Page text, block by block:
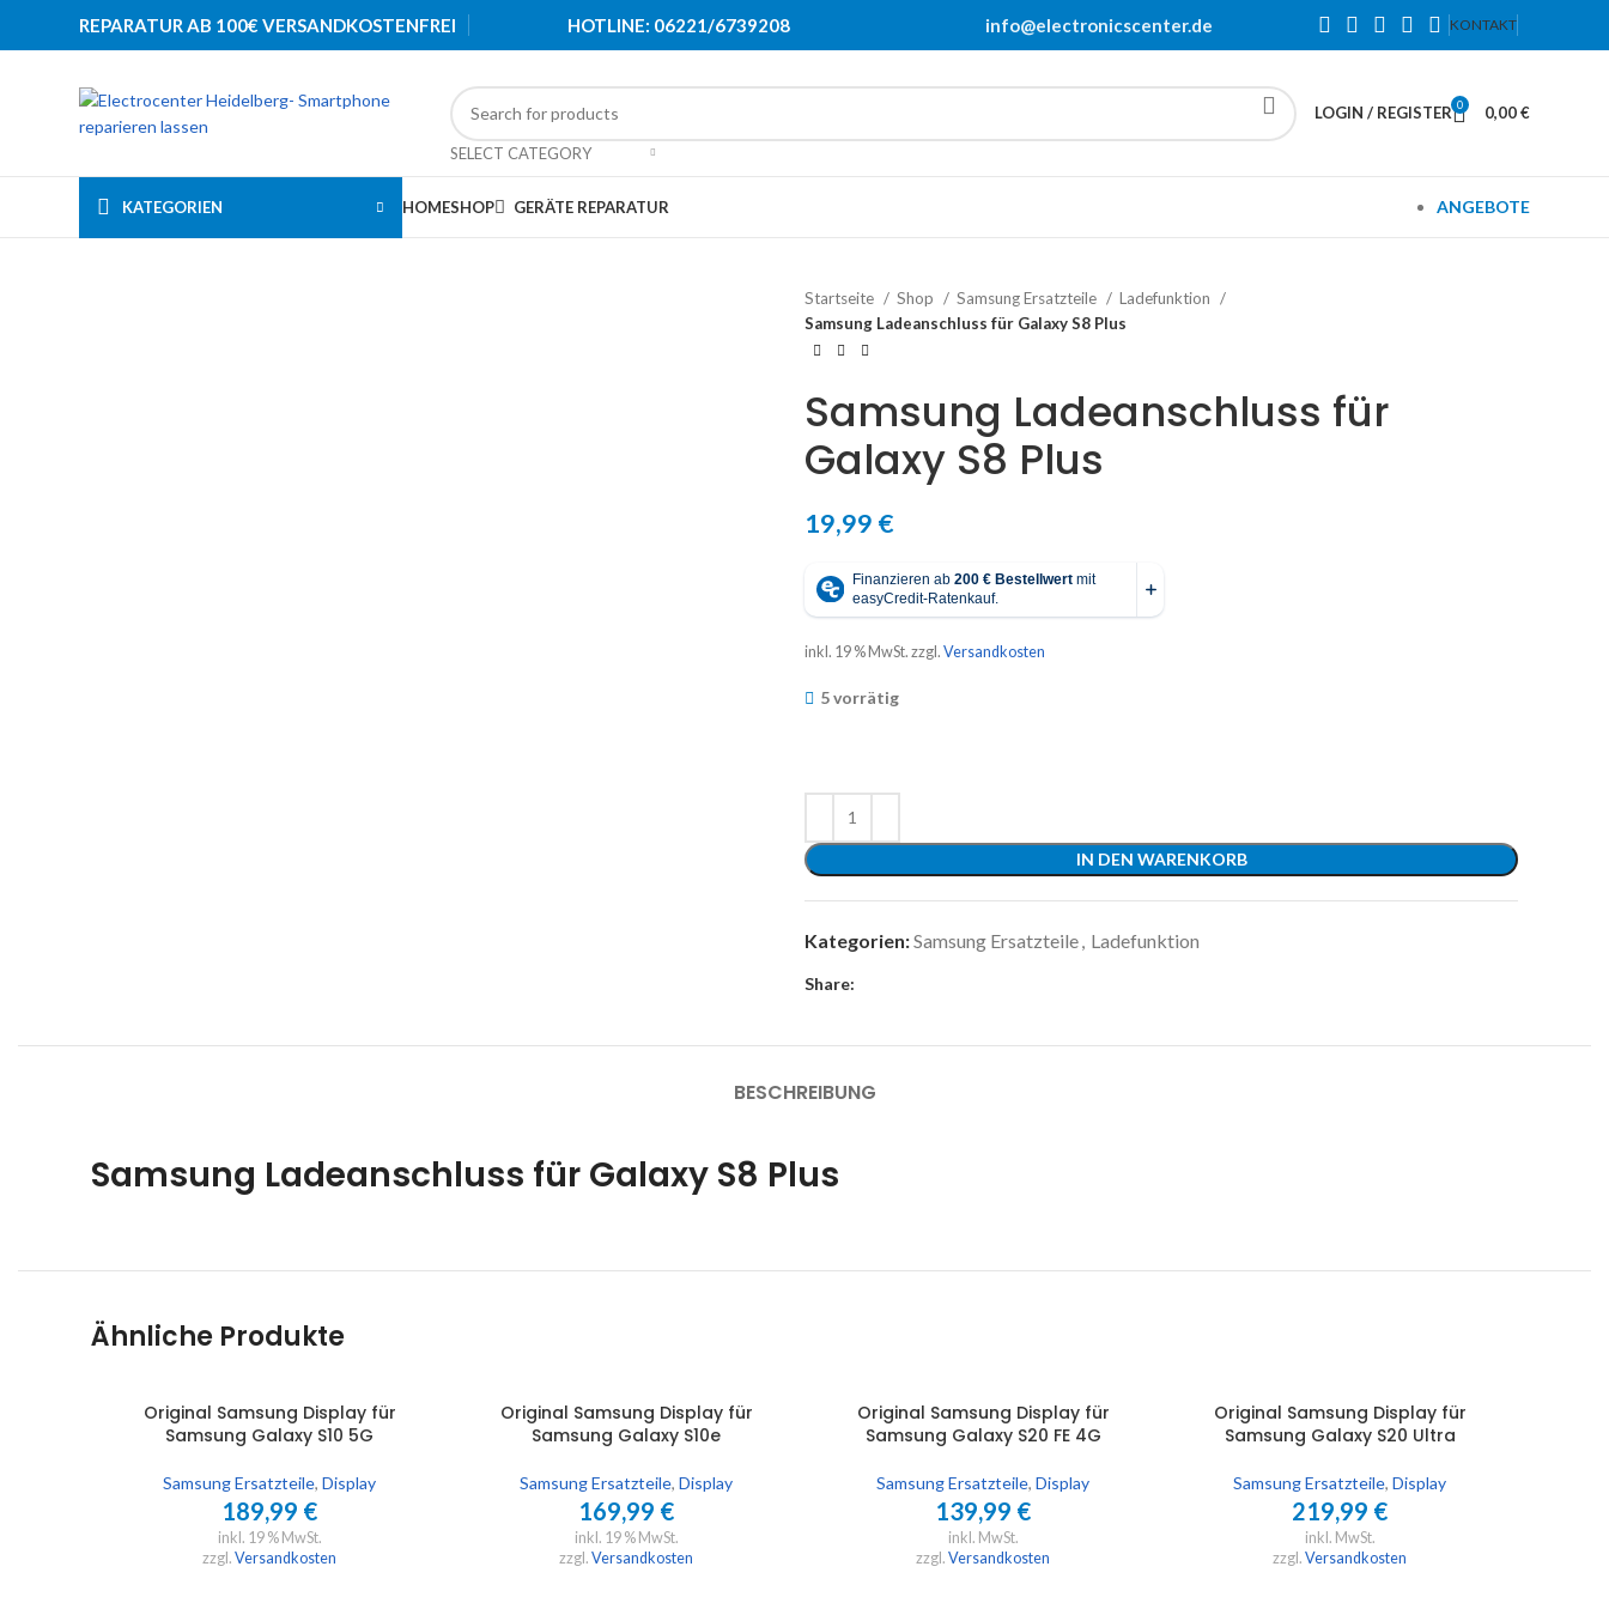
REPARATUR AB 100€ VERSANDKOSTENFREI HOTLINE: 06221/6739208 info@electronicscenter.de KONTAKT
SELECT CATEGORY
LOGIN / REGISTER 0 0,00€
KATEGORIEN HOMESHOP GERÄTE REPARATUR ANGEBOTE
Startseite Shop Samsung Ersatzteile
Ladefunktion
Samsung Ladeanschluss für Galaxy S8 Plus
Samsung Ladeanschluss für
Galaxy S8 Plus
19,99 €
inkl. 19 % MwSt. zzgl. Versandkosten
5 vorrätig
IN DEN WARENKORB
Kategorien:Samsung Ersatzteile Ladefunktion
Share:
BESCHREIBUNG
Samsung Ladeanschluss für Galaxy S8 Plus
Ähnliche Produkte
IN DEN WARENKORB
Original Samsung Display für
Samsung Galaxy S10 5G
Samsung Ersatzteile, Display
189,99 €
inkl. 19 % MwSt.
zzgl. Versandkosten
IN DEN WARENKORB
Original Samsung Display für
Samsung Galaxy S10e
Samsung Ersatzteile, Display
169,99 €
inkl. 19 % MwSt.
zzgl. Versandkosten
AUSFÜHRUNG WÄHLEN
Original Samsung Display für
Samsung Galaxy S20 FE 4G
Samsung Ersatzteile, Display
139,99 €
inkl. MwSt.
zzgl. Versandkosten
AUSFÜHRUNG WÄHLEN
Original Samsung Display für
Samsung Galaxy S20 Ultra
Samsung Ersatzteile, Display
219,99 €
inkl. MwSt.
zzgl. Versandkosten